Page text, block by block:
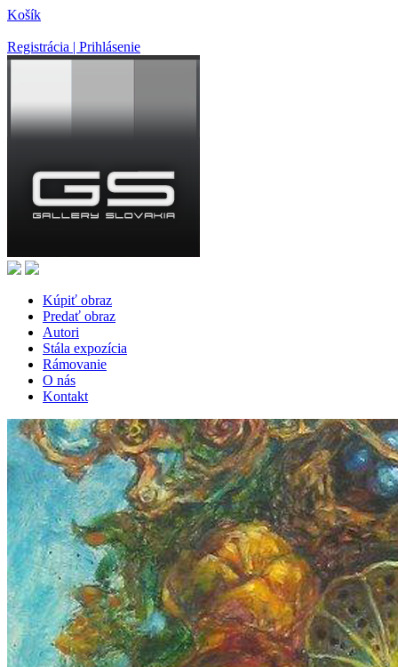
Košík
Registrácia | Prihlásenie
Kúpiť obraz
Predať obraz
Autori
Stála expozícia
Rámovanie
O nás
Kontakt